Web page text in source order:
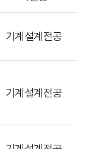
기계설계전공
기계설계전공